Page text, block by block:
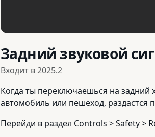
Задний звуковой
Входит в2025.2
Когда ты переключаешься на задний
автомобиль или пешеход, раздастся
Перейди в раздел Controls > Safety >